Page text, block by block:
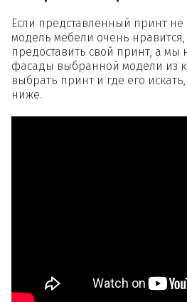
Если представленный принт не
модель мебели очень
предоставить свой принт, а мы
фасады выбранной модели из
выбрать принт и где его
ниже.